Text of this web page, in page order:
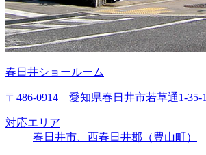
春日井ショールーム
〒486-0914 愛知県春日井市若草通1-35-1
対応エリア
春日井市、西春日井郡（豊山町）